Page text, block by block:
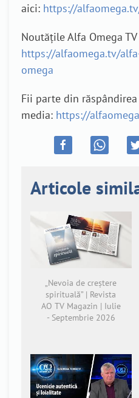
aici: https://
Noutățile Alfa Omega
https://alfaomega.tv/
omega
Fii parte din
media: https://
Articole
„Nevoia de creștere
spirituală” | Revista
AO TV Magazin | Iulie
- Septembrie 2026